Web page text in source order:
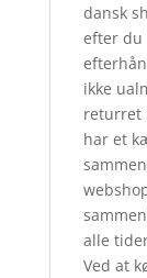
dansk
efter du
ikke
returret
har et
alle
Ved at